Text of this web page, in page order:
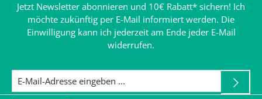
Jetzt Newsletter abonnieren und 10€ Rabatt* sichern! Ich
möchte zukünftig per E-Mail informiert werden. Die
Einwilligung kann ich jederzeit am Ende jeder E-Mail
widerrufen.